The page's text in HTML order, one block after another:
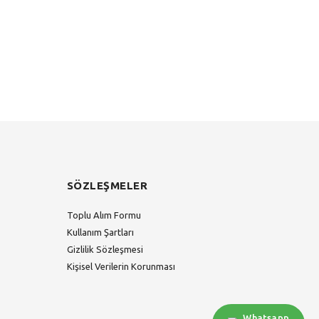
SÖZLEŞMELER
Toplu Alım Formu
Kullanım Şartları
Gizlilik Sözleşmesi
Kişisel Verilerin Korunması